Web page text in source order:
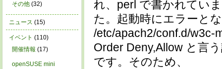
れ、perl で書かれてい
た。起動時にエラーと
/etc/apach2/conf.d/w3c-
Order Deny,Allow と言
です。そのため、
その他 (32)
ニュース (15)
イベント (110)
開催情報 (17)
openSUSE mini